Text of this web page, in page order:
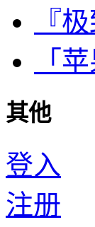
『
「
其他
登入
注册